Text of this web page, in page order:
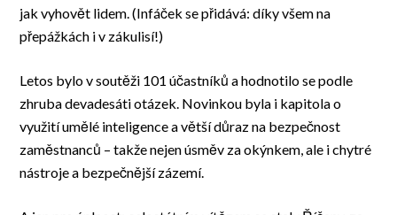
jak vyhovět lidem. (Infáček se přidává: díky všem na
přepážkách i v zákulisí!)
Letos bylo v soutěži 101 účastníků a hodnotilo se podle
zhruba devadesáti otázek. Novinkou byla i kapitola o
využití umělé inteligence a větší důraz na bezpečnost
zaměstnanců – takže nejen úsměv za okýnkem, ale i chytré
nástroje a bezpečnější zázemí.